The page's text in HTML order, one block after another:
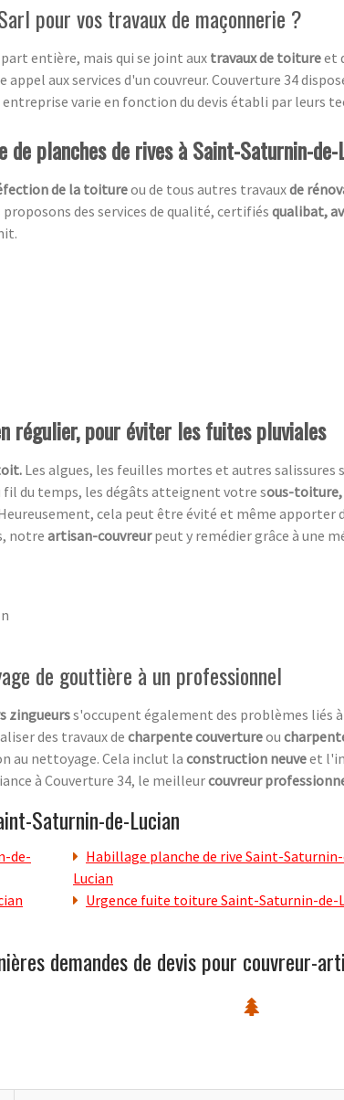
pour vos travaux de maçonnerie ?
entière, mais qui se joint aux travaux de toitureet
aux services d'un couvreur. Couverture 34
varie en fonction du devis établi par leurs
de planches de rives à Saint-Saturnin-
de la toitureou de tous autres travauxde
proposons des services de qualité, certifiés qualibat,
régulier, pour éviter les fuites pluviales
Les algues, les feuilles mortes et autres salissures
fil du temps, les dégâts atteignent votre sous-toiture,
cela peut être évité et même apporter
notre artisan-couvreurpeut y remédier grâce à une
de gouttière à un professionnel
zingueurss'occupent également des problèmes liés
des travaux de charpente couvertureou
au nettoyage. Cela inclut la construction neuveet
à Couverture 34, le meilleurcouvreur
Saturnin-de-Lucian
de-
Habillage planche de rive Saint-
Lucian
Urgence fuite toiture Saint-Saturnin-de-
demandes de devis pour couvreur-